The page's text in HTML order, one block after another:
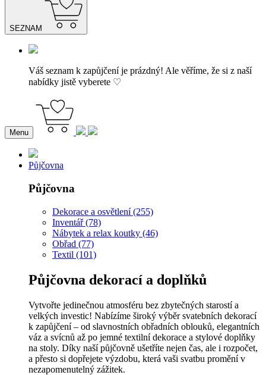
SEZNAM
Váš seznam k zapůjčení je prázdný! Ale věříme, že si z naší
nabídky jistě vyberete ♡
Menu
Půjčovna
Půjčovna
Dekorace a osvětlení (255)
Inventář (78)
Nábytek a relax koutky (46)
Obřad (77)
Textil (101)
Půjčovna dekorací a doplňků
Vytvořte jedinečnou atmosféru bez zbytečných starostí a
velkých investic! Nabízíme široký výběr svatebních dekorací
k zapůjčení – od slavnostních obřadních oblouků, elegantních
váz a svícnů až po jemné textilní dekorace a stylové doplňky
na stoly. Díky naší půjčovně ušetříte nejen čas, ale i rozpočet,
a přesto si dopřejete výzdobu, která vaši svatbu promění v
nezapomenutelný zážitek.